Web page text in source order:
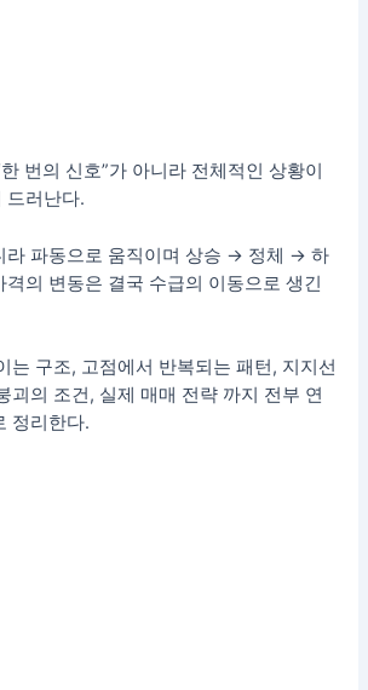
번의 신호”가 아니라 전체적인 상황이
드러난다.
라 파동으로 움직이며 상승 → 정체 → 하
격의 변동은 결국 수급의 이동으로 생긴
는 구조, 고점에서 반복되는 패턴, 지지선
괴의 조건, 실제 매매 전략 까지 전부 연
정리한다.